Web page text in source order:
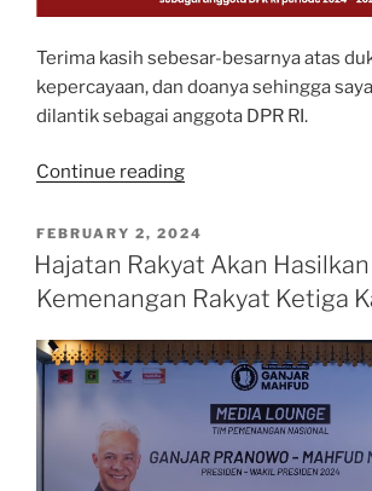
Terima kasih sebesar-besarnya atas
kepercayaan, dan doanya sehingga
dilantik sebagai anggota DPR RI.
Continue reading“Terima
POSTED
ON
FEBRUARY 2, 2024
Hajatan Rakyat Akan Hasilkan
Kemenangan Rakyat Ketiga